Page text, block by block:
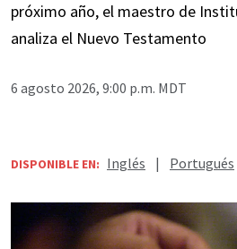
próximo año, el maestro de
analiza el Nuevo Testamento
6 agosto 2026, 9:00 p.m. MDT
DISPONIBLE EN: Inglés | Portugués